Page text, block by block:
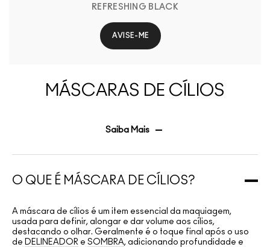
REFRESHING BLACK
AVISE-ME
MÁSCARAS DE CÍLIOS
Saiba Mais
O QUE É MÁSCARA DE CÍLIOS?
A máscara de cílios é um item essencial da maquiagem,
usada para definir, alongar e dar volume aos cílios,
destacando o olhar. Geralmente é o toque final após o uso
de DELINEADOR e SOMBRA, adicionando profundidade e